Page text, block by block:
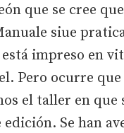
que se cree
siue
impreso en
Pero ocurre
el taller en
Se han